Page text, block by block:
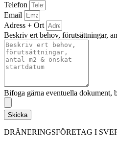
Telefon
Email
Adress + Ort
Beskriv ert behov, förutsättningar,
Bifoga gärna eventuella dokument,
Skicka
DRÄNERINGSFÖRETAG I